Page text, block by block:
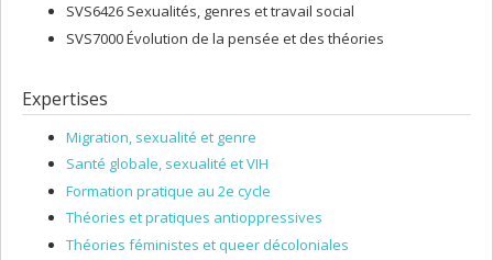
SVS6426 Sexualités, genres et travail social
SVS7000 Évolution de la pensée et des théories
Expertises
Migration, sexualité et genre
Santé globale, sexualité et VIH
Formation pratique au 2e cycle
Théories et pratiques antioppressives
Théories féministes et queer décoloniales